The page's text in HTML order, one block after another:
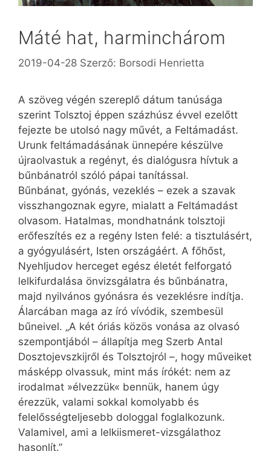
Máté hat, harminchárom
2019-04-28 Szerző: Borsodi Henrietta
A szöveg végén szereplő dátum tanúsága
szerint Tolsztoj éppen százhúsz évvel ezelőtt
fejezte be utolsó nagy művét, a Feltámadást.
Urunk feltámadásának ünnepére készülve
újraolvastuk a regényt, és dialógusra hívtuk a
bűnbánatról szóló pápai tanítással.
Bűnbánat, gyónás, vezeklés – ezek a szavak
visszhangoznak egyre, mialatt a Feltámadást
olvasom. Hatalmas, mondhatnánk tolsztoji
erőfeszítés ez a regény Isten felé: a tisztulásért,
a gyógyulásért, Isten országáért. A főhőst,
Nyehljudov herceget egész életét felforgató
lelkifurdalása önvizsgálatra és bűnbánatra,
majd nyilvános gyónásra és vezeklésre indítja.
Álarcában maga az író vívódik, szembesül
bűneivel. „A két óriás közös vonása az olvasó
szempontjából – állapítja meg Szerb Antal
Dosztojevszkijről és Tolsztojról –, hogy műveiket
másképp olvassuk, mint más írókét: nem az
irodalmat »élvezzük« bennük, hanem úgy
érezzük, valami sokkal komolyabb és
felelősségteljesebb dologgal foglalkozunk.
Valamivel, ami a lelkiismeret-vizsgálathoz
hasonlít.”